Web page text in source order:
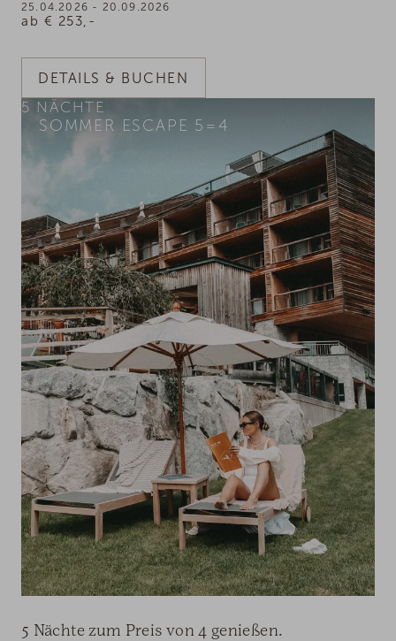
ab € 253,-
25.04.2026 - 20.09.2026
DETAILS & BUCHEN
SOMMER ESCAPE 5=4
5 NÄCHTE
5 Nächte zum Preis von 4 genießen.